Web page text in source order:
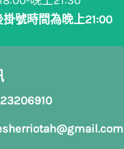
掛號時間為晚上21:00